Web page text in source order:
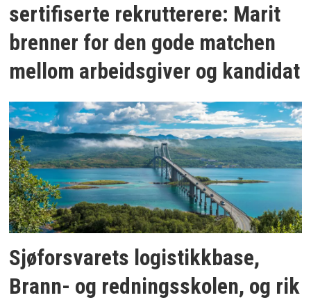
sertifiserte rekrutterere: Marit
brenner for den gode matchen
mellom arbeidsgiver og kandidat
Sjøforsvarets logistikkbase,
Brann- og redningsskolen, og rik